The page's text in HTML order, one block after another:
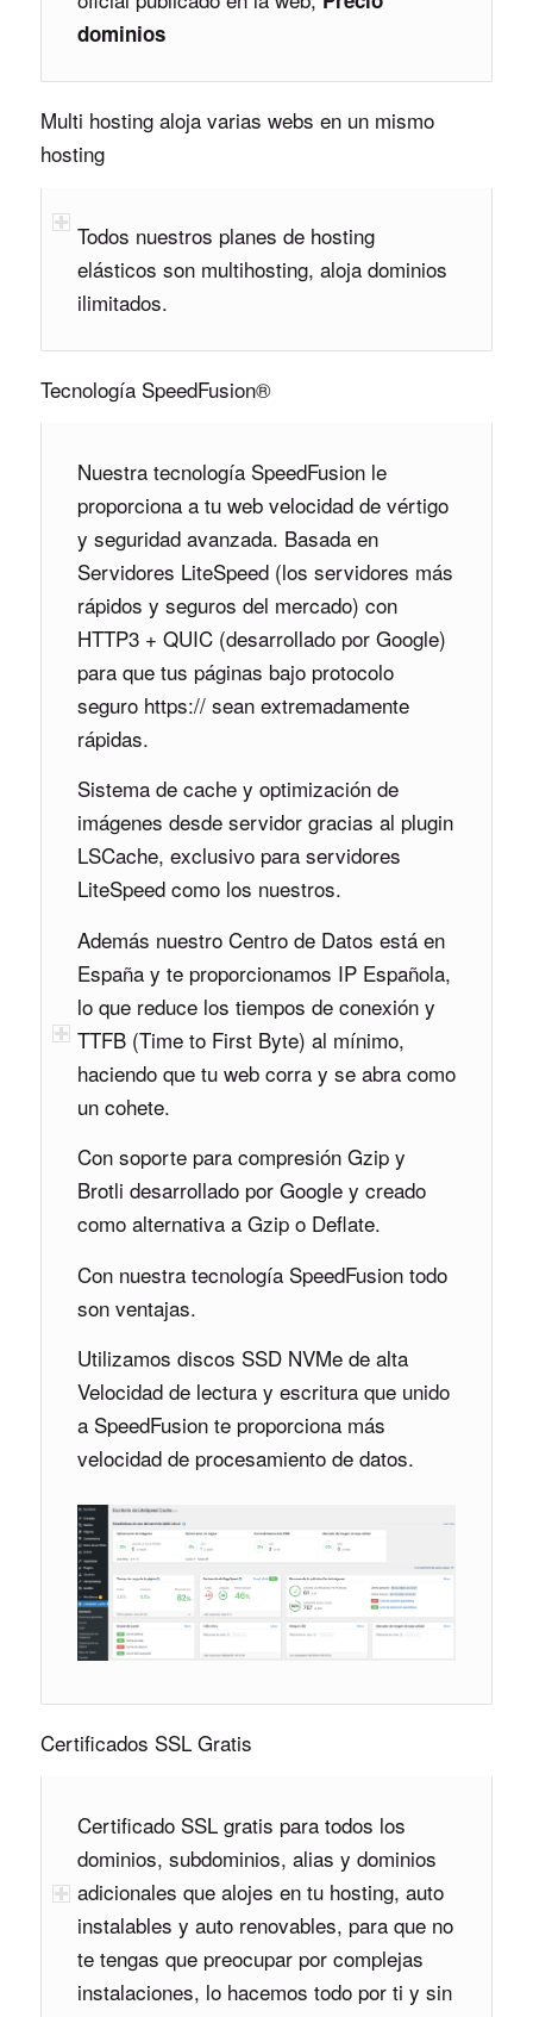
dominios
Multi hosting aloja varias webs en un mismo
hosting
Todos nuestros planes de hosting
elásticos son multihosting, aloja dominios
ilimitados.
Tecnología SpeedFusion®
Nuestra tecnología SpeedFusion le
proporciona a tu web velocidad de vértigo
y seguridad avanzada. Basada en
Servidores LiteSpeed (los servidores más
rápidos y seguros del mercado) con
HTTP3 + QUIC (desarrollado por Google)
para que tus páginas bajo protocolo
seguro https:// sean extremadamente
rápidas.
Sistema de cache y optimización de
imágenes desde servidor gracias al plugin
LSCache, exclusivo para servidores
LiteSpeed como los nuestros.
Además nuestro Centro de Datos está en
España y te proporcionamos IP Española,
lo que reduce los tiempos de conexión y
TTFB (Time to First Byte) al mínimo,
haciendo que tu web corra y se abra como
un cohete.
Con soporte para compresión Gzip y
Brotli desarrollado por Google y creado
como alternativa a Gzip o Deflate.
Con nuestra tecnología SpeedFusion todo
son ventajas.
Utilizamos discos SSD NVMe de alta
Velocidad de lectura y escritura que unido
a SpeedFusion te proporciona más
velocidad de procesamiento de datos.
Certificados SSL Gratis
Certificado SSL gratis para todos los
dominios, subdominios, alias y dominios
adicionales que alojes en tu hosting, auto
instalables y auto renovables, para que no
te tengas que preocupar por complejas
instalaciones, lo hacemos todo por ti y sin